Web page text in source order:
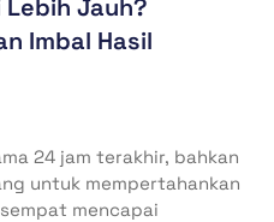
Jauh?
Imbal Hasil
24 jam terakhir, bahkan
untuk mempertahankan
mencapai